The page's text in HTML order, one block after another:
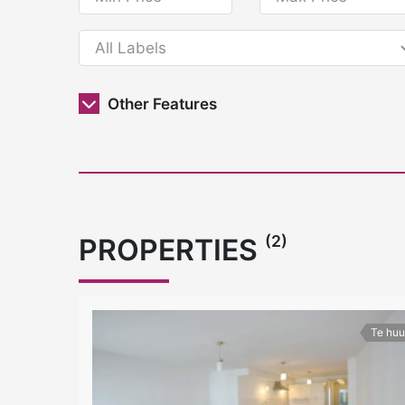
Other Features
PROPERTIES (2)
Te